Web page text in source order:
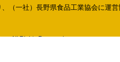
（一社）長野県食品工業協会に運営
All Rights Reserved.